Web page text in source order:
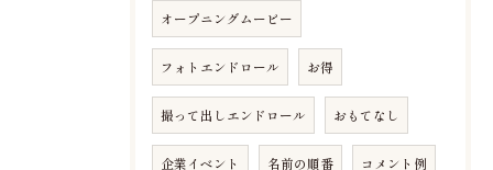
オープニングムービー
フォトエンドロール お得
撮って出しエンドロール おもてなし
企業イベント 名前の順番 コメント例